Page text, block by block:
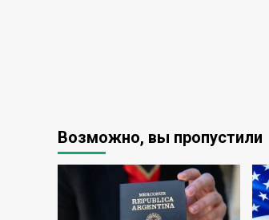
Возможно, вы пропустили